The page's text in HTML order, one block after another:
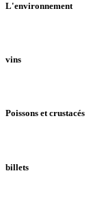
L'environnement
vins
Poissons et crustacés
billets